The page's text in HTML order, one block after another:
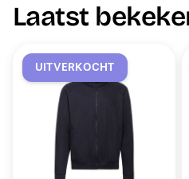
Laatst
UITVERKOCHT